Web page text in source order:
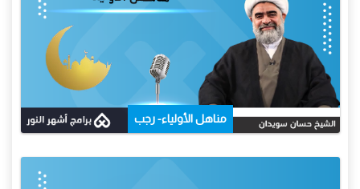
مناهل الأولياء- رجب